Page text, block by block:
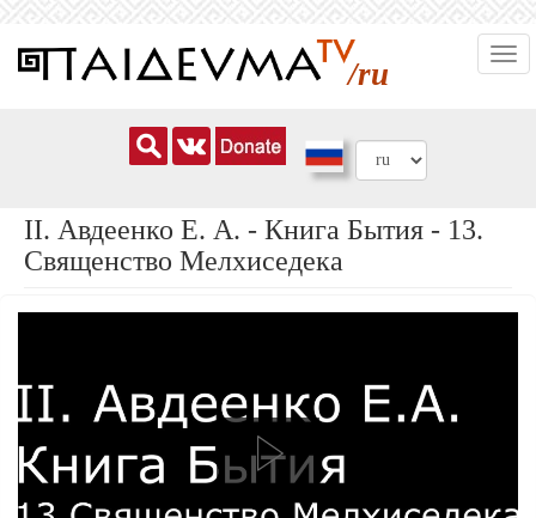
основному
/ru
ІІ. Авдеенко Е. А. - Книга Бытия - 13.
Священство Мелхиседека